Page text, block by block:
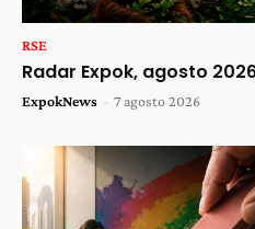
RSE
Radar Expok, agosto
ExpokNews - 7 agosto 2026